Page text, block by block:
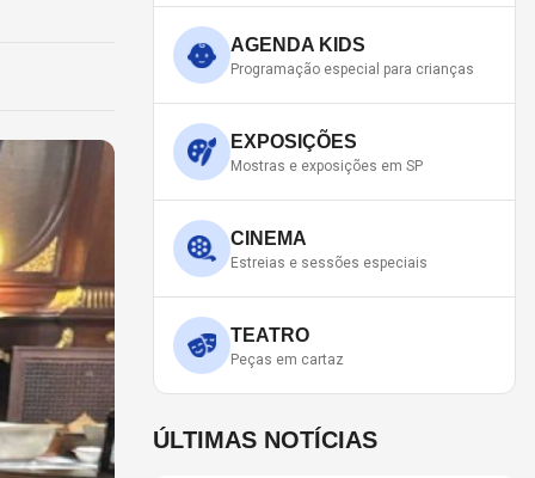
AGENDA KIDS
Programação especial para crianças
EXPOSIÇÕES
Mostras e exposições em SP
CINEMA
Estreias e sessões especiais
TEATRO
Peças em cartaz
ÚLTIMAS NOTÍCIAS